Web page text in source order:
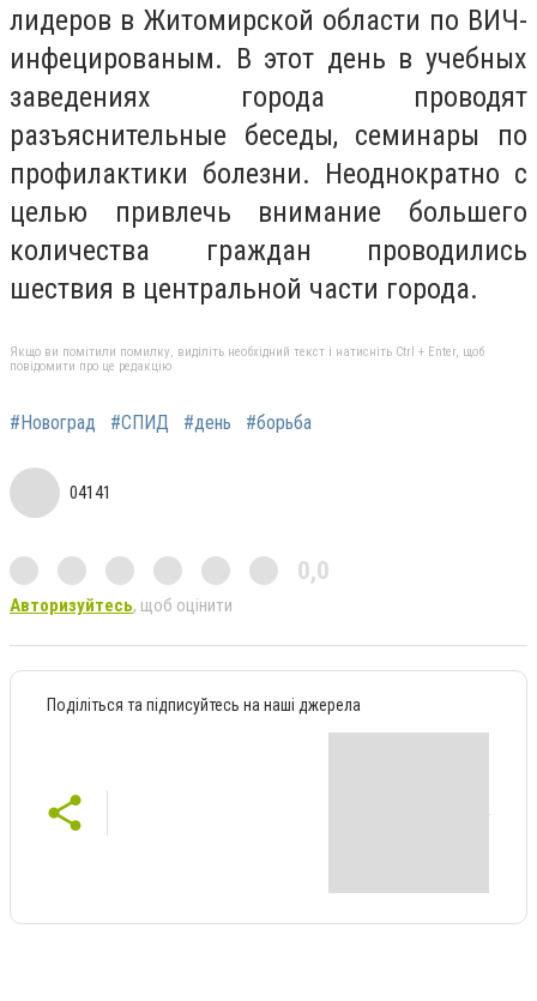
лидеров в Житомирской области по ВИЧ-
инфецированым. В этот день в учебных
заведениях города проводят
разъяснительные беседы, семинары по
профилактики болезни. Неоднократно с
целью привлечь внимание большего
количества граждан проводились
шествия в центральной части города.
Якщо ви помітили помилку, виділіть необхідний текст і натисніть Ctrl + Enter, щоб
повідомити про це редакцію
#Новоград #СПИД #день #борьба
04141
0,0
Авторизуйтесь, щоб оцінити
Поділіться та підписуйтесь на наші джерела